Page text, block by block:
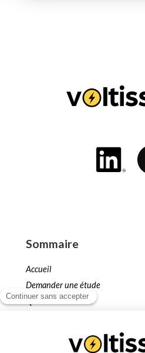
Sommaire
Accueil
Demander une étude
Qui sommes nous ?
Installation KER4YOU